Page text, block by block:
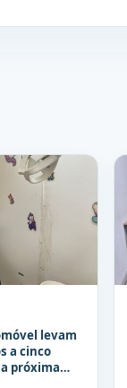
levam
a cinco
próxima